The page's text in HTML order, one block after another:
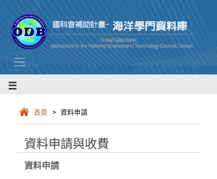
首頁 > 資料申請
資料申請與收費
資料申請